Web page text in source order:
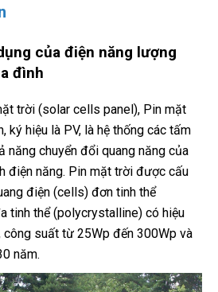
của điện năng lượng
đình
trời (solar cells panel), Pin mặt
ký hiệu là PV, là hệ thống các tấm
năng chuyển đổi quang năng của
điện năng. Pin mặt trời được cấu
điện (cells) đơn tinh thể
tinh thể (polycrystalline) có hiệu
công suất từ 25Wp đến 300Wp và
năm.